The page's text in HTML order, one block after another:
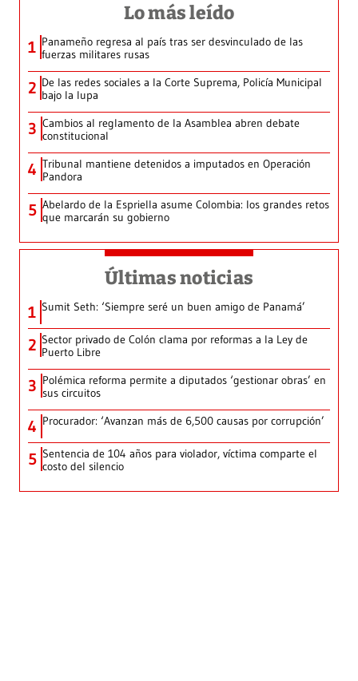
Lo más leído
1 Panameño regresa al país tras ser desvinculado de las
fuerzas militares rusas
2 De las redes sociales a la Corte Suprema, Policía Municipal
bajo la lupa
3 Cambios al reglamento de la Asamblea abren debate
constitucional
4 Tribunal mantiene detenidos a imputados en Operación
Pandora
5 Abelardo de la Espriella asume Colombia: los grandes retos
que marcarán su gobierno
Últimas noticias
1 Sumit Seth: ‘Siempre seré un buen amigo de Panamá’
2 Sector privado de Colón clama por reformas a la Ley de
Puerto Libre
3 Polémica reforma permite a diputados ‘gestionar obras’ en
sus circuitos
4 Procurador: ‘Avanzan más de 6,500 causas por corrupción’
5 Sentencia de 104 años para violador, víctima comparte el
costo del silencio